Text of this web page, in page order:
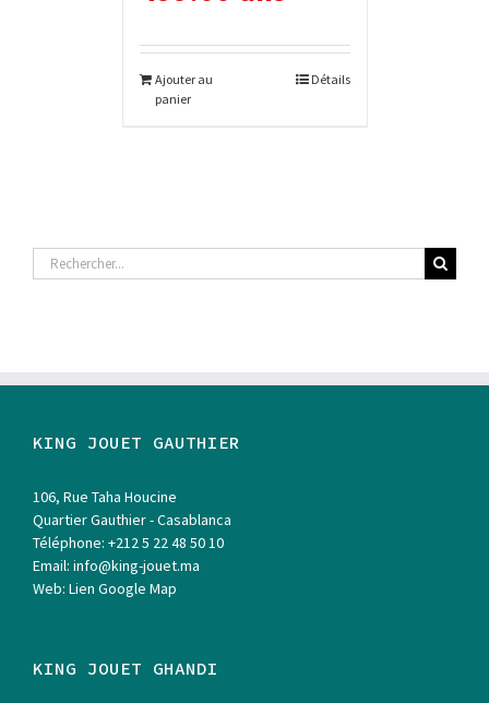
Ajouter au
panier
Détails
Rechercher
KING JOUET GAUTHIER
106, Rue Taha Houcine
Quartier Gauthier - Casablanca
Téléphone: +212 5 22 48 50 10
Email: info@king-jouet.ma
Web: Lien Google Map
KING JOUET GHANDI